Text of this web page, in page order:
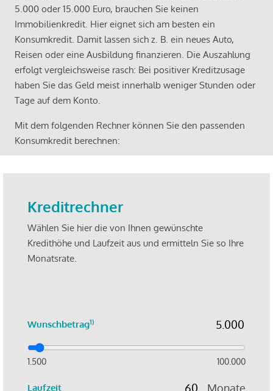
5.000 oder 15.000 Euro, brauchen Sie keinen
Immobilienkredit. Hier eignet sich am besten ein
Konsumkredit. Damit lassen sich z. B. ein neues Auto,
Reisen oder eine Ausbildung finanzieren. Die Auszahlung
erfolgt vergleichsweise rasch: Bei positiver Kreditzusage
haben Sie das Geld meist innerhalb weniger Stunden oder
Tage auf dem Konto.
Mit dem folgenden Rechner können Sie den passenden
Konsumkredit berechnen:
Kreditrechner
Wählen Sie hier die von Ihnen gewünschte
Kredithöhe und Laufzeit aus und ermitteln Sie so Ihre
Monatsrate.
Wunschbetrag1)
1.500 100.000
Laufzeit Monate